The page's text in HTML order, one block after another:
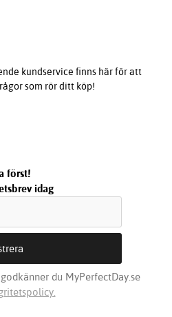
kundservice finns här för att
som rör ditt köp!
först!
idag
du MyPerfectDay.se